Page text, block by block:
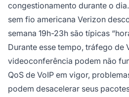
congestionamento durante o
sem fio americana Verizon
semana 19h-23h são típicas
Durante esse tempo, tráfego de
videoconferência podem não
QoS de VoIP em vigor,
podem desacelerar seus